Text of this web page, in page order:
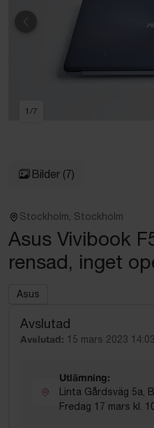
Föregående
1 /7
Bilder (7)
Stockholm, Stockholm
Asus Vivibook
rensad, inget
Asus
Avslutad
Avslutad: 15 mars 2023 14:03
Utlämning:
Linta Gårdsväg 5a,
Fredag 17 mars kl.